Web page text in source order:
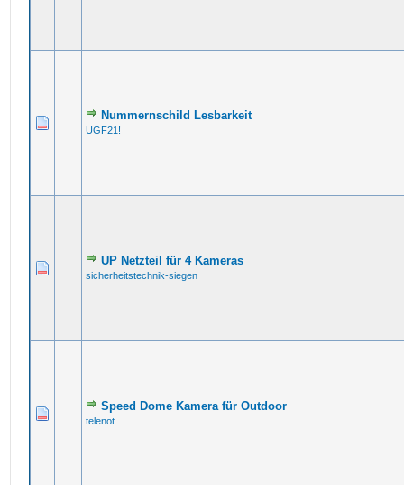
Nummernschild Lesbarkeit
UGF21!
UP Netzteil für 4 Kameras
sicherheitstechnik-siegen
Speed Dome Kamera für Outdoor
telenot